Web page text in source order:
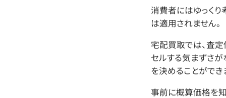
消費者にはゆっくり
は適用されません。
宅配買取では、査
セルする気まずさが
を決めることができ
事前に概算価格を